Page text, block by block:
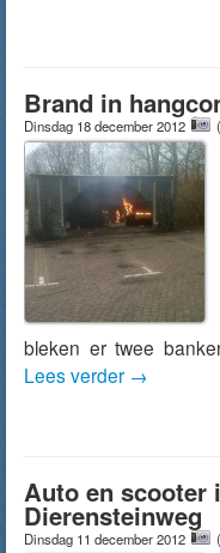
Brand in
Dinsdag 18 december 2012
bleken er twee
Lees verder →
Auto en scooter
Dierensteinweg
Dinsdag 11 december 2012